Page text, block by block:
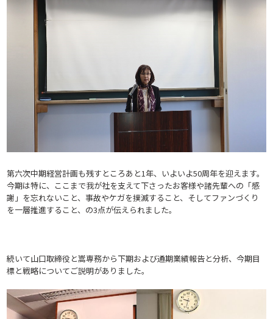
第六次中期経営計画も残すところあと1年、いよいよ50周年を迎えます。
今期は特に、ここまで我が社を支えて下さったお客様や諸先輩への「感
謝」を忘れないこと、事故やケガを撲滅すること、そしてファンづくり
を一層推進すること、の3点が伝えられました。
続いて山口取締役と嵩専務から下期および通期業績報告と分析、今期目
標と戦略についてご説明がありました。